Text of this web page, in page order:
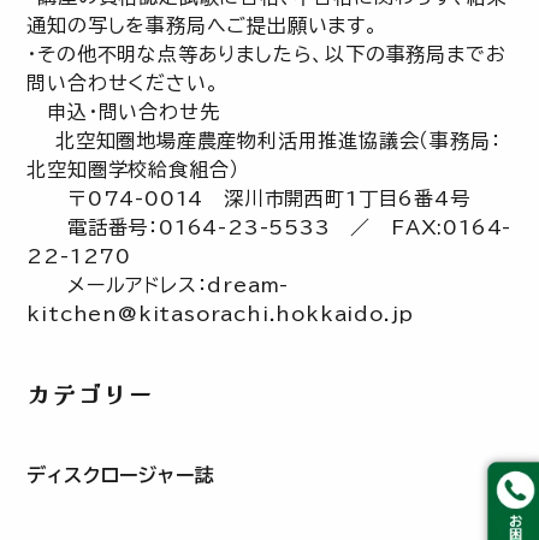
通知の写しを事務局へご提出願います。
・その他不明な点等ありましたら、以下の事務局までお
問い合わせください。
申込・問い合わせ先
北空知圏地場産農産物利活用推進協議会（事務局：
北空知圏学校給食組合）
〒074-0014 深川市開西町1丁目6番4号
電話番号：0164-23-5533 ／ FAX:0164-
22-1270
メールアドレス：dream-
kitchen@kitasorachi.hokkaido.jp
カテゴリー
ディスクロージャー誌